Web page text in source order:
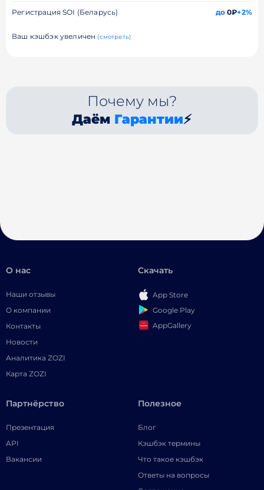
Регистрация SOI (Беларусь) до0₽+2%
Ваш кэшбэк увеличен (смотреть)
Почему мы?
Даём Гарантии⚡
О нас
Наши отзывы
О компании
Контакты
Новости
Аналитика ZOZI
Карта ZOZI
Скачать
App Store
Google Play
AppGallery
Партнёрство
Презентация
API
Вакансии
Полезное
Блог
Кэшбэк термины
Что такое кэшбэк
Ответы на вопросы